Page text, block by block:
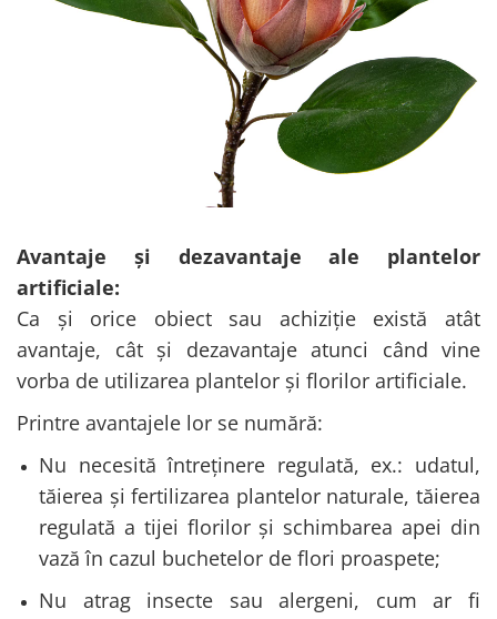
Avantaje și dezavantaje ale plantelor
artificiale:
Ca și orice obiect sau achiziție există atât
avantaje, cât și dezavantaje atunci când vine
vorba de utilizarea plantelor și florilor artificiale.
Printre avantajele lor se numără:
Nu necesită întreținere regulată, ex.: udatul,
tăierea și fertilizarea plantelor naturale, tăierea
regulată a tijei florilor și schimbarea apei din
vază în cazul buchetelor de flori proaspete;
Nu atrag insecte sau alergeni, cum ar fi